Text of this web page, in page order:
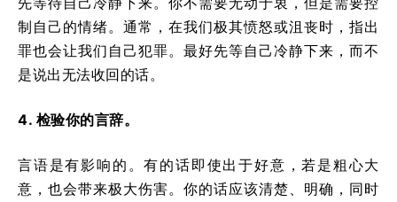
制自己的情绪。通常，在我们极其愤怒或沮丧时，指出
罪也会让我们自己犯罪。最好先等自己冷静下来，而不
是说出无法收回的话。
4. 检验你的言辞。
言语是有影响的。有的话即使出于好意，若是粗心大
意，也会带来极大伤害。你的话应该清楚、明确，同时